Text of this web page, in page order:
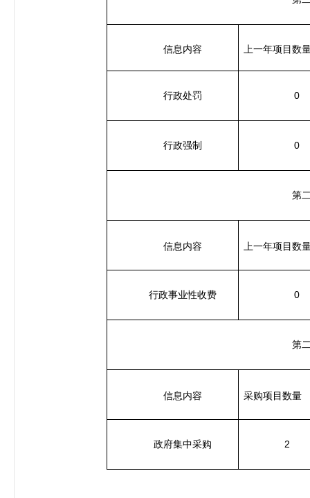
信息内容 上一年项目数
行政处罚 0
行政强制 0
第
信息内容 上一年项目数
行政事业性收费 0
第
信息内容 采购项目数量
政府集中采购 2